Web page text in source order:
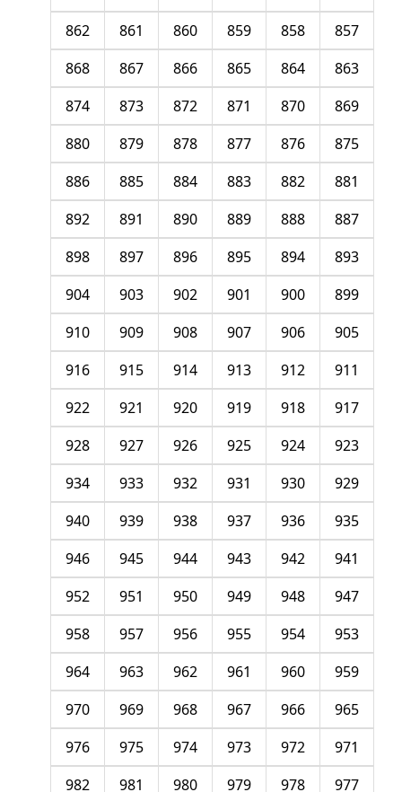
857
858
859
860
861
862
863
864
865
866
867
868
869
870
871
872
873
874
875
876
877
878
879
880
881
882
883
884
885
886
887
888
889
890
891
892
893
894
895
896
897
898
899
900
901
902
903
904
905
906
907
908
909
910
911
912
913
914
915
916
917
918
919
920
921
922
923
924
925
926
927
928
929
930
931
932
933
934
935
936
937
938
939
940
941
942
943
944
945
946
947
948
949
950
951
952
953
954
955
956
957
958
959
960
961
962
963
964
965
966
967
968
969
970
971
972
973
974
975
976
977
978
979
980
981
982